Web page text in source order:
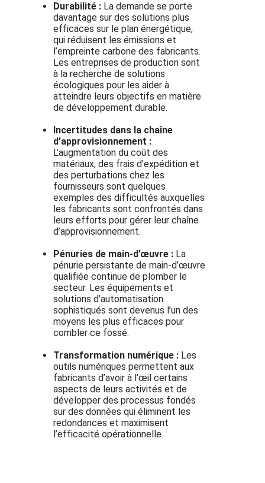
Durabilité : La demande se porte
davantage sur des solutions plus
efficaces sur le plan énergétique,
qui réduisent les émissions et
l’empreinte carbone des fabricants.
Les entreprises de production sont
à la recherche de solutions
écologiques pour les aider à
atteindre leurs objectifs en matière
de développement durable.
Incertitudes dans la chaîne
d’approvisionnement :
L’augmentation du coût des
matériaux, des frais d’expédition et
des perturbations chez les
fournisseurs sont quelques
exemples des difficultés auxquelles
les fabricants sont confrontés dans
leurs efforts pour gérer leur chaîne
d’approvisionnement.
Pénuries de main-d’œuvre : La
pénurie persistante de main-d’œuvre
qualifiée continue de plomber le
secteur. Les équipements et
solutions d’automatisation
sophistiqués sont devenus l’un des
moyens les plus efficaces pour
combler ce fossé.
Transformation numérique : Les
outils numériques permettent aux
fabricants d’avoir à l’œil certains
aspects de leurs activités et de
développer des processus fondés
sur des données qui éliminent les
redondances et maximisent
l’efficacité opérationnelle.